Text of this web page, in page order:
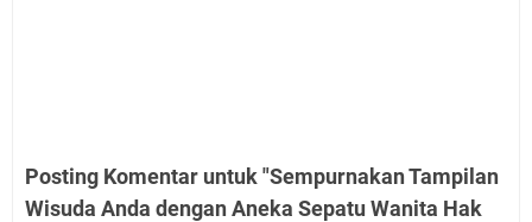
Posting Komentar untuk "Sempurnakan Tampilan
Wisuda Anda dengan Aneka Sepatu Wanita Hak